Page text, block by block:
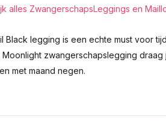
alles ZwangerschapsLeggings en
Black legging is een echte must voor
zwangerschapslegging draag
met maand negen.